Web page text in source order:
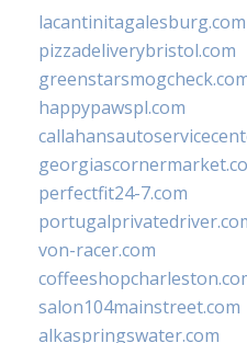
lacantinitagalesburg.com
pizzadeliverybristol.com
happypawspl.com
perfectfit24-7.com
von-racer.com
salon104mainstreet.com
alkaspringswater.com